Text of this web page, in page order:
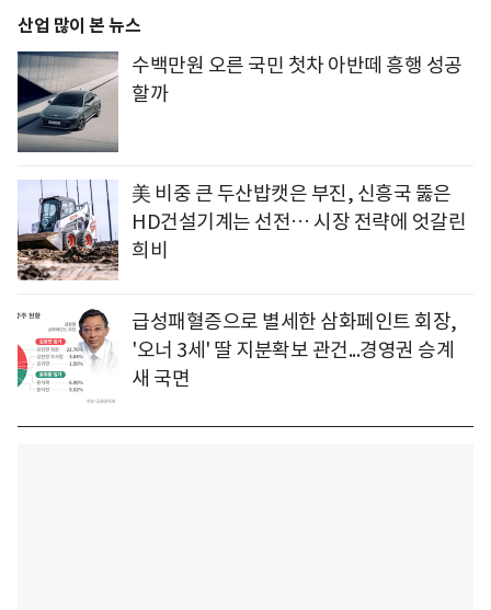
산업 많이 본 뉴스
수백만원 오른 국민 첫차 아반떼 흥행 성공
할까
美 비중 큰 두산밥캣은 부진, 신흥국 뚫은
HD건설기계는 선전… 시장 전략에 엇갈린
희비
급성패혈증으로 별세한 삼화페인트 회장,
'오너 3세' 딸 지분확보 관건...경영권 승계
새 국면